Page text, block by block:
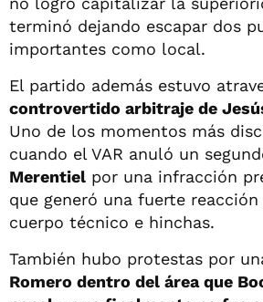
terminó dejando escapar dos
importantes como local.
El partido además estuvo
controvertido arbitraje de
Uno de los momentos más
cuando el VAR anuló un
Merentiel por una infracción
que generó una fuerte reacción
cuerpo técnico e hinchas.
También hubo protestas por
Romero dentro del área que